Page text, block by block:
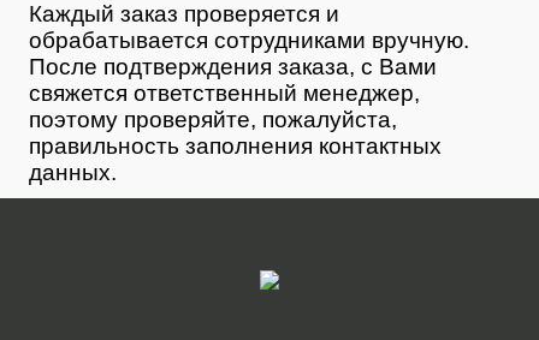
Каждый заказ проверяется и
обрабатывается сотрудниками вручную.
После подтверждения заказа, с Вами
свяжется ответственный менеджер,
поэтому проверяйте, пожалуйста,
правильность заполнения контактных
данных.